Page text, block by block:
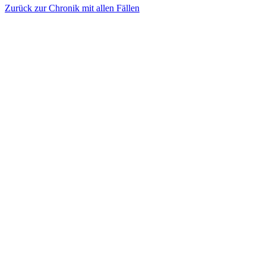
Zurück zur Chronik mit allen Fällen